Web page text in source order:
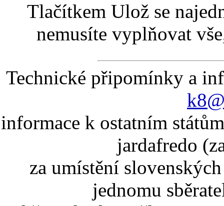
Tlačítkem Ulož se
nemusíte vyplňovat
Technické připomínky a
informace k ostatním
jardafredo
za umístění
jednomu